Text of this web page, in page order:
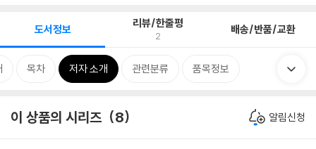
도서정보 리뷰/한줄평
2 배송/반품/교환
목차 저자 소개 관련분류 품목정보
이 상품의 시리즈 8 알림신청